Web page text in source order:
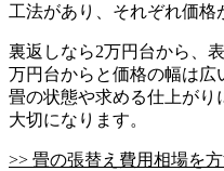
工法があり、それぞれ価格
裏返しなら2万円台から、
万円台からと価格の幅は広
畳の状態や求める仕上が
大切になります。
>> 畳の張替え費用相場を